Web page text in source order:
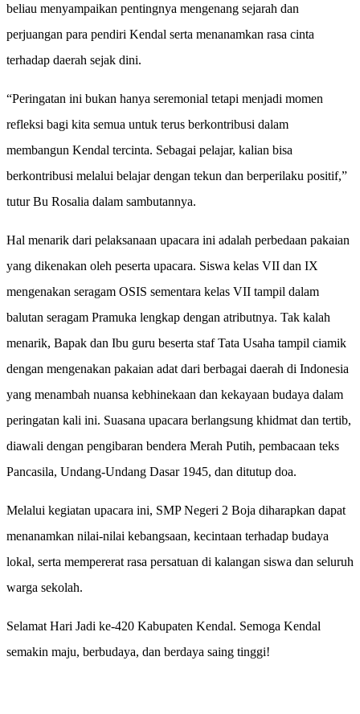
beliau menyampaikan pentingnya mengenang sejarah dan
perjuangan para pendiri Kendal serta menanamkan rasa cinta
terhadap daerah sejak dini.
“Peringatan ini bukan hanya seremonial tetapi menjadi momen
refleksi bagi kita semua untuk terus berkontribusi dalam
membangun Kendal tercinta. Sebagai pelajar, kalian bisa
berkontribusi melalui belajar dengan tekun dan berperilaku positif,”
tutur Bu Rosalia dalam sambutannya.
Hal menarik dari pelaksanaan upacara ini adalah perbedaan pakaian
yang dikenakan oleh peserta upacara. Siswa kelas VII dan IX
mengenakan seragam OSIS sementara kelas VII tampil dalam
balutan seragam Pramuka lengkap dengan atributnya. Tak kalah
menarik, Bapak dan Ibu guru beserta staf Tata Usaha tampil ciamik
dengan mengenakan pakaian adat dari berbagai daerah di Indonesia
yang menambah nuansa kebhinekaan dan kekayaan budaya dalam
peringatan kali ini. Suasana upacara berlangsung khidmat dan tertib,
diawali dengan pengibaran bendera Merah Putih, pembacaan teks
Pancasila, Undang-Undang Dasar 1945, dan ditutup doa.
Melalui kegiatan upacara ini, SMP Negeri 2 Boja diharapkan dapat
menanamkan nilai-nilai kebangsaan, kecintaan terhadap budaya
lokal, serta mempererat rasa persatuan di kalangan siswa dan seluruh
warga sekolah.
Selamat Hari Jadi ke-420 Kabupaten Kendal. Semoga Kendal
semakin maju, berbudaya, dan berdaya saing tinggi!